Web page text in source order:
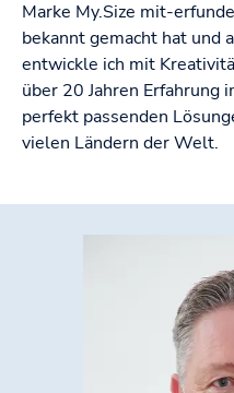
Marke My.Size mit-
bekannt gemacht hat und
entwickle ich mit
über 20 Jahren Erfahrung
perfekt passenden
vielen Ländern der Welt.